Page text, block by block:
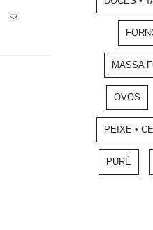
MASSA
OVOS
PEIXE •
PURÉ